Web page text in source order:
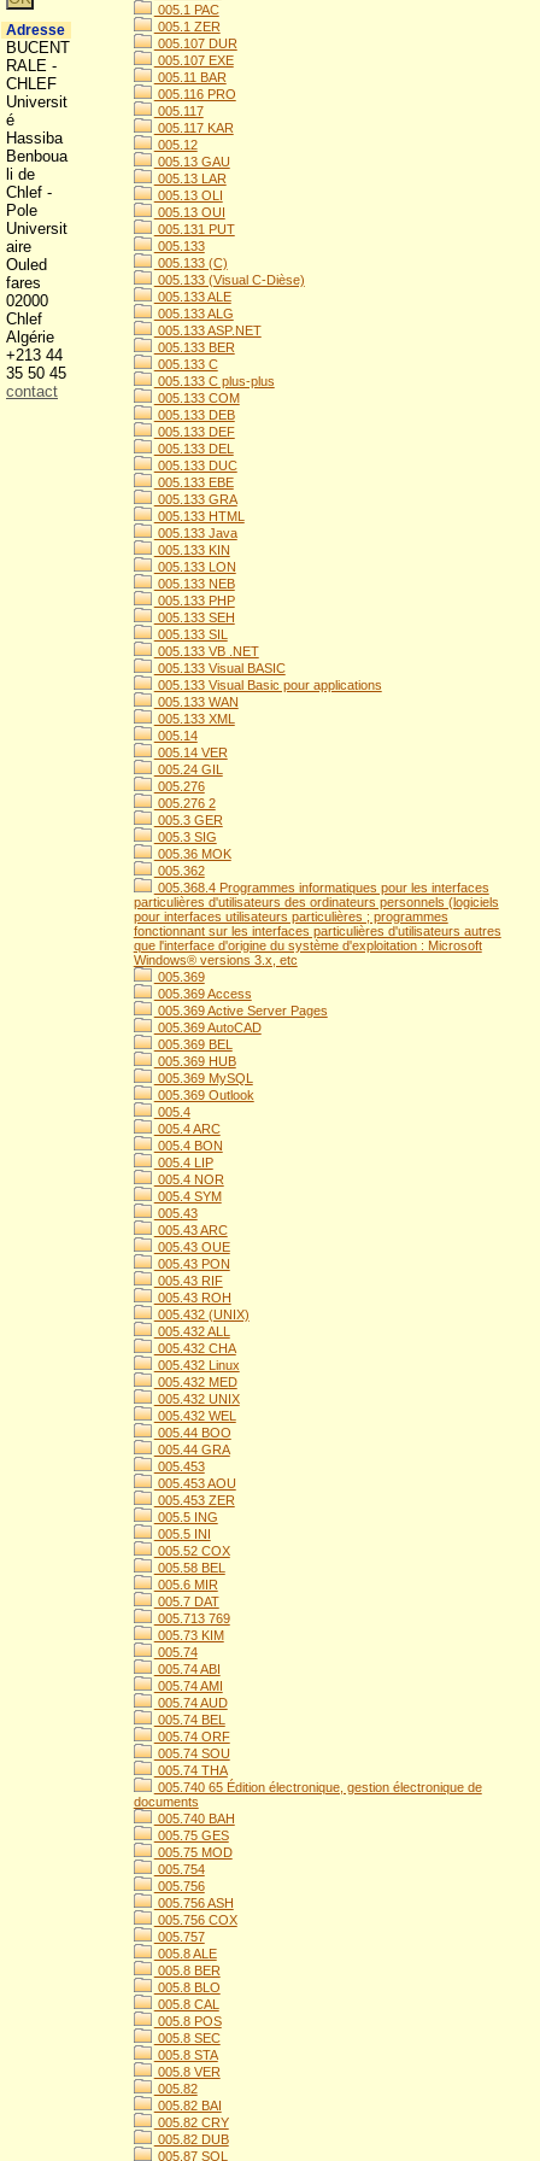
005.1 PAC
005.1 ZER
005.107 DUR
005.107 EXE
005.11 BAR
005.116 PRO
005.117
005.117 KAR
005.12
005.13 GAU
005.13 LAR
005.13 OLI
005.13 OUI
005.131 PUT
005.133
005.133 (C)
005.133 (Visual C-Dièse)
005.133 ALE
005.133 ALG
005.133 ASP.NET
005.133 BER
005.133 C
005.133 C plus-plus
005.133 COM
005.133 DEB
005.133 DEF
005.133 DEL
005.133 DUC
005.133 EBE
005.133 GRA
005.133 HTML
005.133 Java
005.133 KIN
005.133 LON
005.133 NEB
005.133 PHP
005.133 SEH
005.133 SIL
005.133 VB .NET
005.133 Visual BASIC
005.133 Visual Basic pour applications
005.133 WAN
005.133 XML
005.14
005.14 VER
005.24 GIL
005.276
005.276 2
005.3 GER
005.3 SIG
005.36 MOK
005.362
005.368.4 Programmes informatiques pour les interfaces
particulières d'utilisateurs des ordinateurs personnels (logiciels
pour interfaces utilisateurs particulières ; programmes
fonctionnant sur les interfaces particulières d'utilisateurs autres
que l'interface d'origine du système d'exploitation : Microsoft
Windows® versions 3.x, etc
005.369
005.369 Access
005.369 Active Server Pages
005.369 AutoCAD
005.369 BEL
005.369 HUB
005.369 MySQL
005.369 Outlook
005.4
005.4 ARC
005.4 BON
005.4 LIP
005.4 NOR
005.4 SYM
005.43
005.43 ARC
005.43 OUE
005.43 PON
005.43 RIF
005.43 ROH
005.432 (UNIX)
005.432 ALL
005.432 CHA
005.432 Linux
005.432 MED
005.432 UNIX
005.432 WEL
005.44 BOO
005.44 GRA
005.453
005.453 AOU
005.453 ZER
005.5 ING
005.5 INI
005.52 COX
005.58 BEL
005.6 MIR
005.7 DAT
005.713 769
005.73 KIM
005.74
005.74 ABI
005.74 AMI
005.74 AUD
005.74 BEL
005.74 ORF
005.74 SOU
005.74 THA
005.740 65 Édition électronique, gestion électronique de
documents
005.740 BAH
005.75 GES
005.75 MOD
005.754
005.756
005.756 ASH
005.756 COX
005.757
005.8 ALE
005.8 BER
005.8 BLO
005.8 CAL
005.8 POS
005.8 SEC
005.8 STA
005.8 VER
005.82
005.82 BAI
005.82 CRY
005.82 DUB
005.87 SOL
Adresse
BUCENT
RALE -
CHLEF
Universit
é
Hassiba
Benboua
li de
Chlef -
Pole
Universit
aire
Ouled
fares
02000
Chlef
Algérie
+213 44
35 50 45
contact